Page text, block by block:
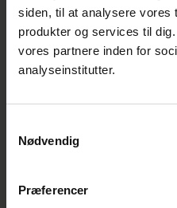
siden, til at analysere vores
produkter og services til
vores partnere inden for
analyseinstitutter.
Nødvendig
Præferencer
DS 5001 har bl.a.
vedligeholde
herunder processer
forbindelse med
DS 5001 bidrager